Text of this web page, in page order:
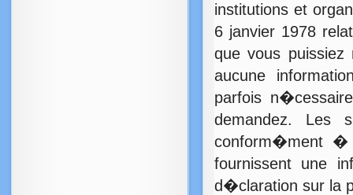
institutions et
6 janvier 1978
que vous
aucune
parfois
demandez. Les
conform�ment
fournissent une
d�claration sur la